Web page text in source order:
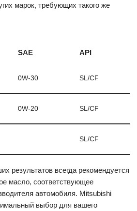
марок, требующих такого же
SAE API
0W-30 SL/CF
0W-20 SL/CF
SL/CF
результатов всегда рекомендуется
масло, соответствующее
автомобиля. Mitsubishi
выбор для вашего